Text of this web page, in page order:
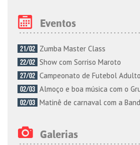
Eventos
21/02 Zumba Master Class
22/02 Show com Sorriso Maroto
27/02 Campeonato de Futebol Adulto
02/03 Almoço e boa música com o
02/03 Matinê de carnaval com a
Galerias